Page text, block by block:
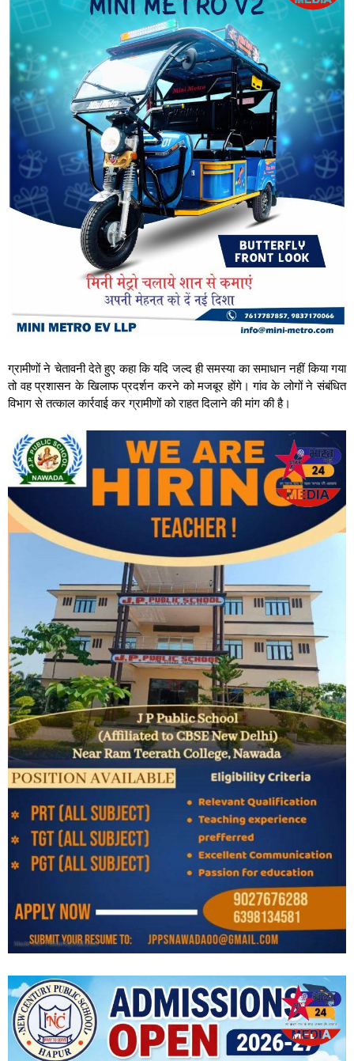
ग्रामीणों ने चेतावनी देते हुए कहा कि यदि जल्द ही समस्या का समाधान नहीं किया गया
तो वह प्रशासन के खिलाफ प्रदर्शन करने को मजबूर होंगे। गांव के लोगों ने संबंधित
विभाग से तत्काल कार्रवाई कर ग्रामीणों को राहत दिलाने की मांग की है।